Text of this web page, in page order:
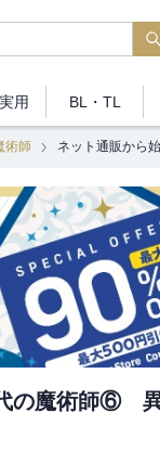
用 BL・TL
術師 ネット通販から
の魔術師⑥